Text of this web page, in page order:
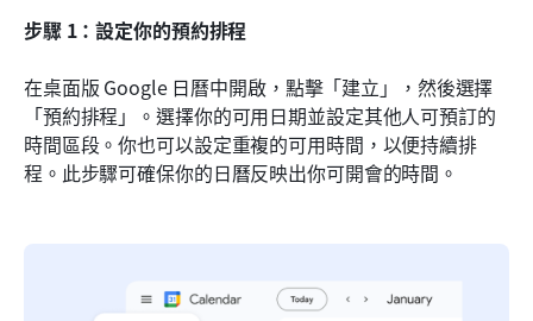
步驟 1：設定你的預約排程
在桌面版 Google 日曆中開啟，點擊「建立」，然後選擇
「預約排程」。選擇你的可用日期並設定其他人可預訂的
時間區段。你也可以設定重複的可用時間，以便持續排
程。此步驟可確保你的日曆反映出你可開會的時間。